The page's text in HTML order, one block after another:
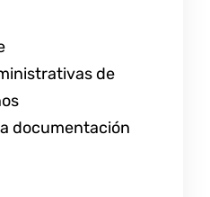
de
documentación